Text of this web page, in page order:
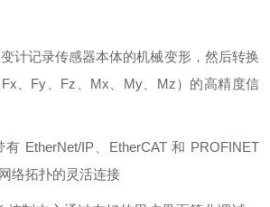
计记录传感器本体的机械变形，然后转换
、Fy、Fz、Mx、My、Mz）的高精度信
EtherNet/IP、EtherCAT 和 PROFINET
络拓扑的灵活连接